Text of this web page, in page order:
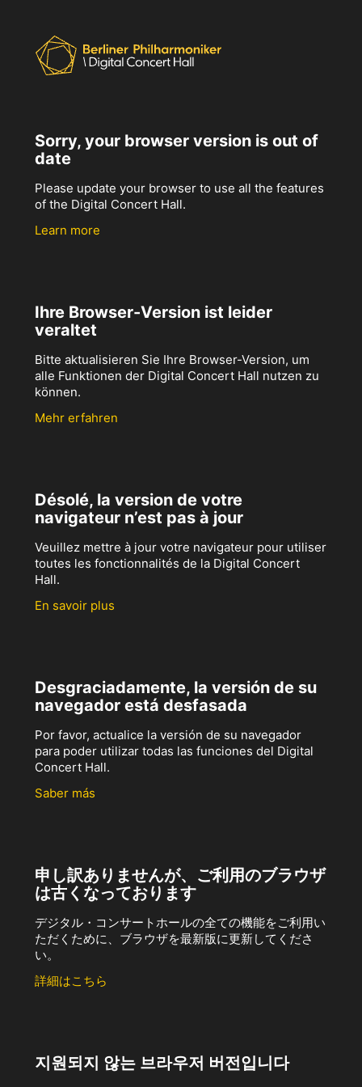
Sorry, your browser version is out of
date
Please update your browser to use all the features
of the Digital Concert Hall.
Learn more
Ihre Browser-Version ist leider
veraltet
Bitte aktualisieren Sie Ihre Browser-Version, um
alle Funktionen der Digital Concert Hall nutzen zu
können.
Mehr erfahren
Désolé, la version de votre
navigateur n’est pas à jour
Veuillez mettre à jour votre navigateur pour utiliser
toutes les fonctionnalités de la Digital Concert
Hall.
En savoir plus
Desgraciadamente, la versión de su
navegador está desfasada
Por favor, actualice la versión de su navegador
para poder utilizar todas las funciones del Digital
Concert Hall.
Saber más
申し訳ありませんが、ご利用のブラウザ
は古くなっております
デジタル・コンサートホールの全ての機能をご利用い
ただくために、ブラウザを最新版に更新してくださ
い。
詳細はこちら
지원되지 않는 브라우저 버전입니다